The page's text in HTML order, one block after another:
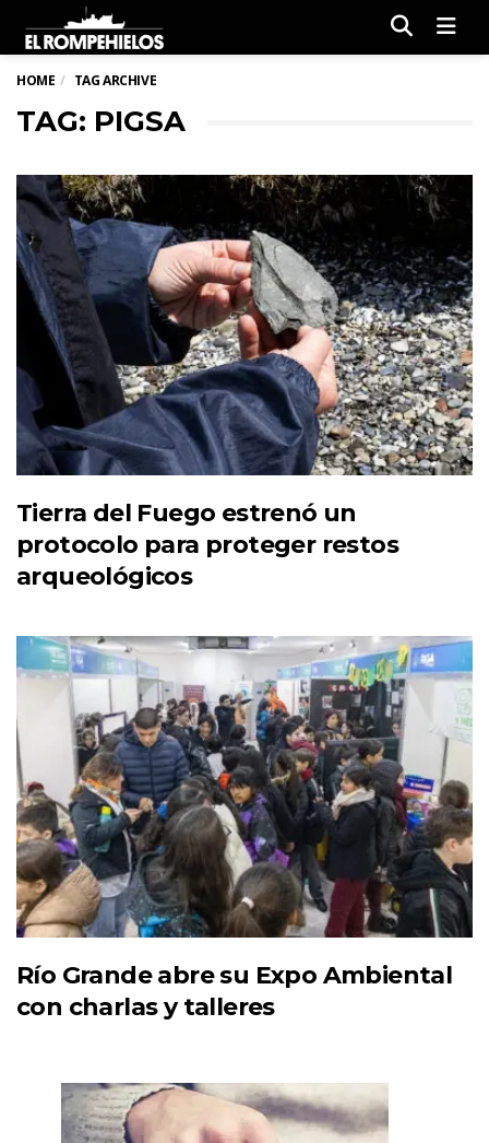
HOME TAG ARCHIVE
TAG: PIGSA
Tierra del Fuego estrenó un
protocolo para proteger restos
arqueológicos
Río Grande abre su Expo Ambiental
con charlas y talleres